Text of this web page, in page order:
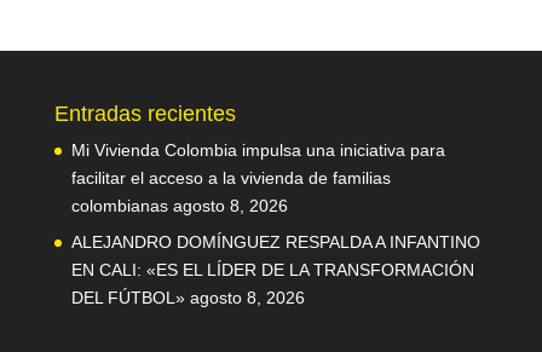
Entradas recientes
Mi Vivienda Colombia impulsa una iniciativa para
facilitar el acceso a la vivienda de familias
colombianas agosto 8, 2026
ALEJANDRO DOMÍNGUEZ RESPALDA A INFANTINO
EN CALI: «ES EL LÍDER DE LA TRANSFORMACIÓN
DEL FÚTBOL» agosto 8, 2026